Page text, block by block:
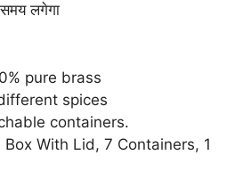
लगेगा
pure brass
spices
containers.
With Lid, 7 Containers, 1